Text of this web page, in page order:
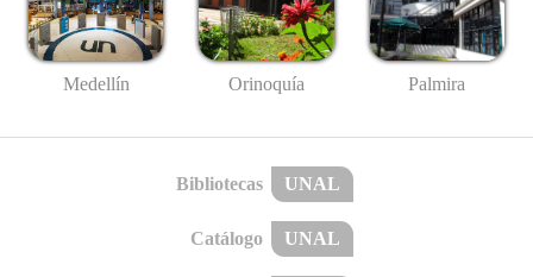
Medellín Orinoquía Palmira
Bibliotecas UNAL
Catálogo UNAL